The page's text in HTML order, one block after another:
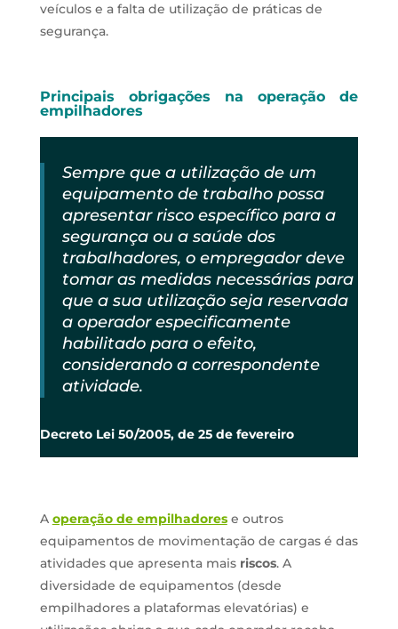
veículos e a falta de utilização de práticas de
segurança.
Principais obrigações na operação de
empilhadores
Sempre que a utilização de um
equipamento de trabalho possa
apresentar risco específico para a
segurança ou a saúde dos
trabalhadores, o empregador deve
tomar as medidas necessárias para
que a sua utilização seja reservada
a operador especificamente
habilitado para o efeito,
considerando a correspondente
atividade.
Decreto Lei 50/2005, de 25 de fevereiro
A operação de empilhadorese outros
equipamentos de movimentação de cargas é das
atividades que apresenta mais riscos. A
diversidade de equipamentos (desde
empilhadores a plataformas elevatórias) e